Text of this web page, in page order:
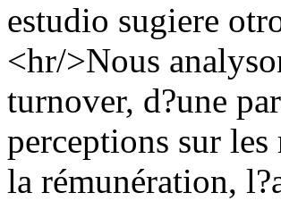
estudio sugiere
<hr/>Nous
turnover, d?une
perceptions sur
la rémunération,